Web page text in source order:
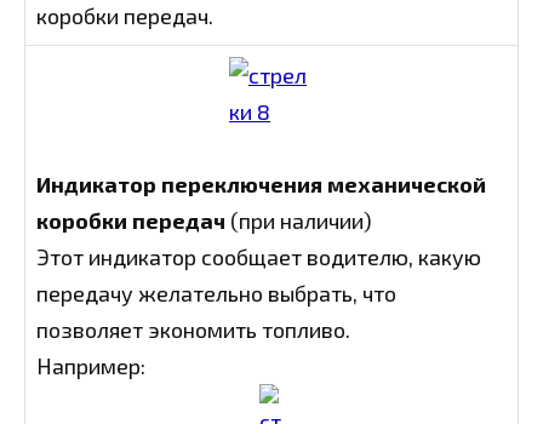
коробки передач.
Индикатор переключения механической
коробки передач (при наличии)
Этот индикатор сообщает водителю, какую
передачу желательно выбрать, что
позволяет экономить топливо.
Например: